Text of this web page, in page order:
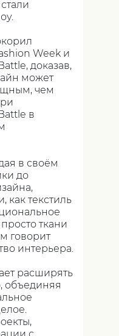
Week и
доказав,
может
чем
в
в своём
до
как текстиль
ткани
говорит
интерьера.
расширять
объединяя